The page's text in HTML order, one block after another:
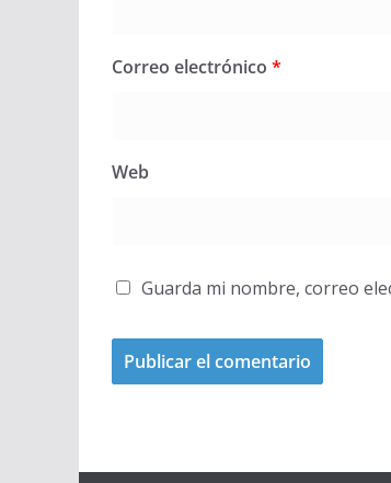
Correo electrónico *
Web
Guarda mi nombre, correo